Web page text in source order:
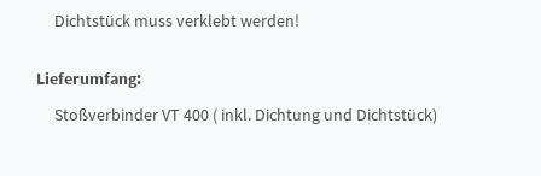
Dichtstück muss verklebt werden!
Lieferumfang:
Stoßverbinder VT 400 ( inkl. Dichtung und Dichtstück)